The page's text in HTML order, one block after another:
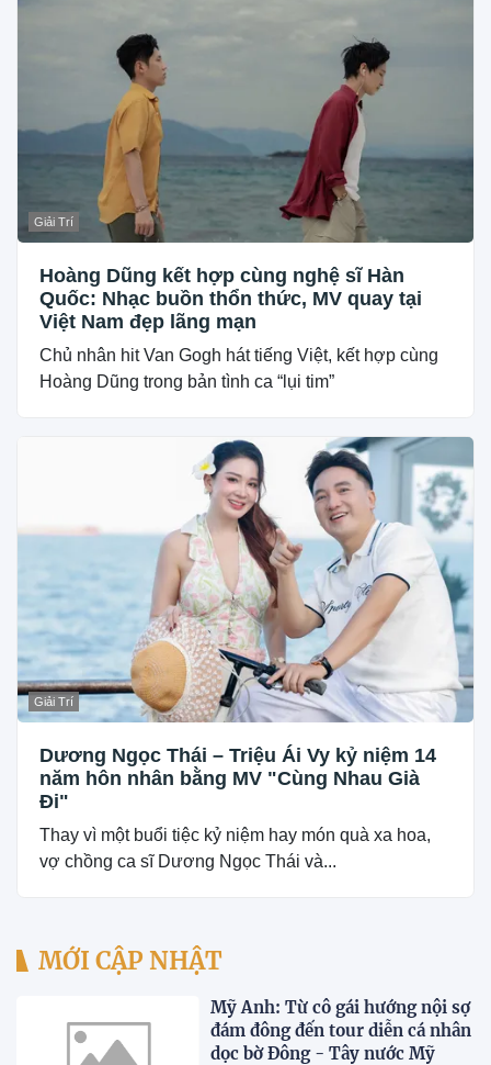
Giải Trí
Hoàng Dũng kết hợp cùng nghệ sĩ Hàn
Quốc: Nhạc buồn thổn thức, MV quay tại
Việt Nam đẹp lãng mạn
Chủ nhân hit Van Gogh hát tiếng Việt, kết hợp cùng
Hoàng Dũng trong bản tình ca “lụi tim”
Giải Trí
Dương Ngọc Thái – Triệu Ái Vy kỷ niệm 14
năm hôn nhân bằng MV "Cùng Nhau Già
Đi"
Thay vì một buổi tiệc kỷ niệm hay món quà xa hoa,
vợ chồng ca sĩ Dương Ngọc Thái và...
MỚI CẬP NHẬT
Mỹ Anh: Từ cô gái hướng nội sợ
đám đông đến tour diễn cá nhân
dọc bờ Đông - Tây nước Mỹ